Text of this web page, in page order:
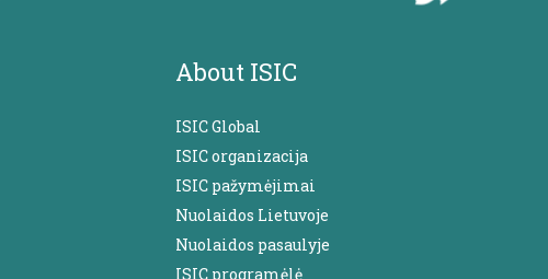
About ISIC
ISIC Global
ISIC organizacija
ISIC pažymėjimai
Nuolaidos Lietuvoje
Nuolaidos pasaulyje
ISIC programėlė